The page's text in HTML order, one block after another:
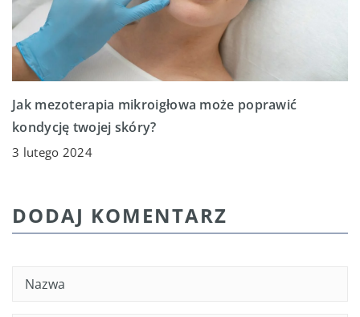
Jak mezoterapia mikroigłowa może poprawić
kondycję twojej skóry?
3 lutego 2024
DODAJ KOMENTARZ